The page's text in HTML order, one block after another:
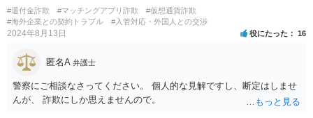
#還付金詐欺 #マッチングアプリ詐欺
#仮想通貨詐欺
#海外企業との契約トラブル
#入管対応・外国人との交渉
2024年8月13日 役にたった 16
匿名A 弁護士
警察にご相談なさってください。 個人的な見解ですし、断定はしませ
んが、 詐欺にしか思えませんので。